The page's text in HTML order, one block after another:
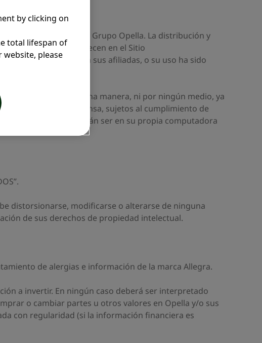
una subsidiaria del Grupo Opella. La distribución y
de dominio que aparecen en el Sitio
a Opella o a sus afiliadas, o su uso ha sido
distribuirse de ninguna manera, ni por ningún medio, ya
de requisitos de prensa, sujetos al cumplimiento de
autorizadas deberán ser en su propia computadora
distorsionarse, modificarse o alterarse de ninguna
de sus derechos de propiedad intelectual.
de alergias e información de la marca Allegra.
a invertir. En ningún caso deberá ser interpretado
o cambiar partes u otros valores en Opella y/o sus
con regularidad (si la información financiera es
by clicking on
total lifespan of
please